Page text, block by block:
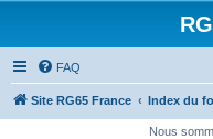
FAQ
Site RG65 France Index du
Nous